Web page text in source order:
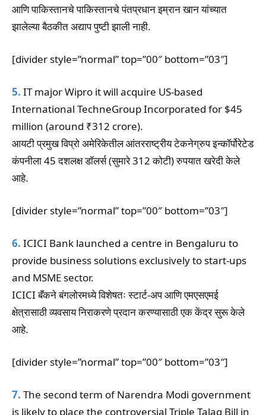
आणि पाकिस्तानचे पाकिस्तानचे पंतप्रधान इम्रान खान यांच्यात
झालेल्या बैठकीत अद्याप पुष्टी झाली नाही.
[divider style=”normal” top=”00″ bottom=”03″]
5. IT major Wipro it will acquire US-based
International TechneGroup Incorporated for $45
million (around ₹312 crore).
आयटी प्रमुख विप्रो अमेरिकेतील आंतरराष्ट्रीय टेकनेग्रुप इन्कॉर्पोरेटेड
कंपनीला 45 दशलक्ष डॉलर्स (सुमारे 312 कोटी) रुपयात खरेदी केले
आहे.
[divider style=”normal” top=”00″ bottom=”03″]
6. ICICI Bank launched a centre in Bengaluru to
provide business solutions exclusively to start-ups
and MSME sector.
ICICI बॅंकने बंगलोरमध्ये विशेषतः स्टार्ट-अप आणि एमएसएमई
क्षेत्रासाठी व्यवसाय निराकरणे प्रदान करण्यासाठी एक केंद्र सुरू केले
आहे.
[divider style=”normal” top=”00″ bottom=”03″]
7. The second term of Narendra Modi government
is likely to place the controversial Triple Talaq Bill in